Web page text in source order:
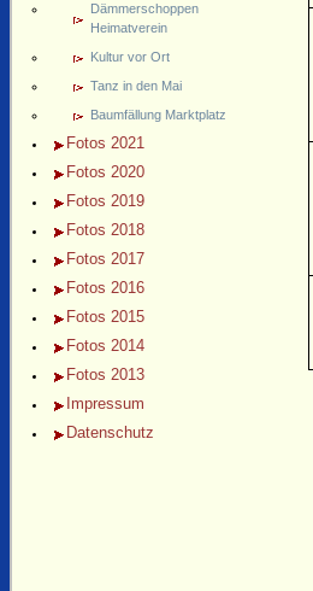
Dämmerschoppen
Heimatverein
Kultur vor Ort
Tanz in den Mai
Baumfällung Marktplatz
Fotos 2021
Fotos 2020
Fotos 2019
Fotos 2018
Fotos 2017
Fotos 2016
Fotos 2015
Fotos 2014
Fotos 2013
Impressum
Datenschutz